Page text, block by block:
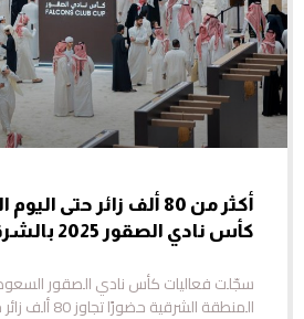
أكثر من 80 ألف زائر حتى
كأس نادي الصقور 2025 بالشرقية
المنطقة الشرقية